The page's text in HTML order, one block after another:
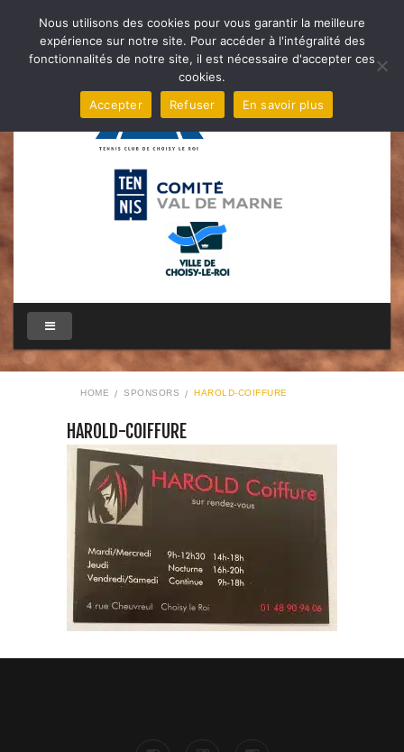
HOME SPONSORS HAROLD-COIFFURE
HAROLD-COIFFURE
Nous utilisons des cookies pour vous garantir la meilleure
expérience sur notre site. Pour accéder à l'intégralité des
fonctionnalités de notre site, il est nécessaire d'accepter ces
cookies.
Accepter
Refuser En savoir plus